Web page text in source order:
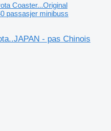
Coaster...Original
passasjer minibuss
- pas Chinois